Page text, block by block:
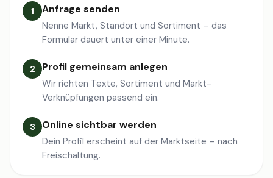
1 Anfrage senden
Nenne Markt, Standort und Sortiment – das
Formular dauert unter einer Minute.
2 Profil gemeinsam anlegen
Wir richten Texte, Sortiment und Markt-
Verknüpfungen passend ein.
3 Online sichtbar werden
Dein Profil erscheint auf der Marktseite – nach
Freischaltung.